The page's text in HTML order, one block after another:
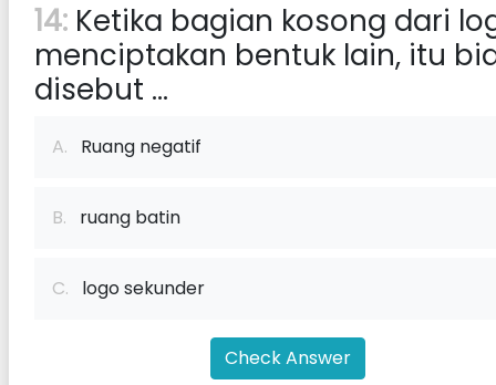
14: Ketika bagian kosong dari
menciptakan bentuk lain, itu
disebut ...
A. Ruang negatif
B. ruang batin
C. logo sekunder
Check Answer